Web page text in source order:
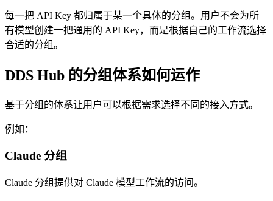
每一把 API Key 都归属于某一个具体的分组。用户不会为所
有模型创建一把通用的 API Key，而是根据自己的工作流选择
合适的分组。
DDS Hub 的分组体系如何运作
基于分组的体系让用户可以根据需求选择不同的接入方式。
例如：
Claude 分组
Claude 分组提供对 Claude 模型工作流的访问。